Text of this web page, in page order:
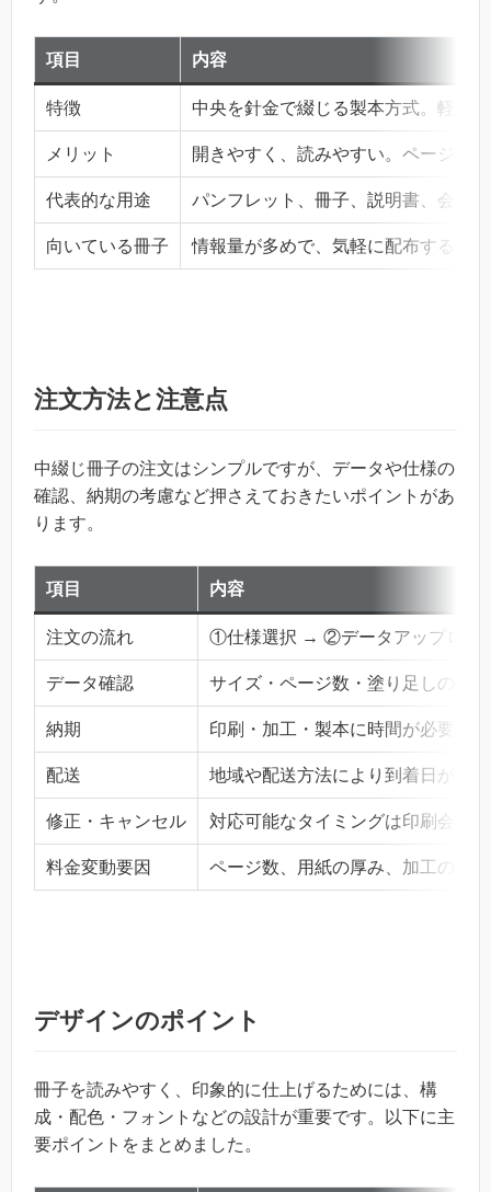
項目 内容
特徴 中央を針金で綴じる製本方式。軽量
メリット 開きやすく、読みやすい。ページ数
代表的な用途 パンフレット、冊子、説明書、会報
向いている冊子 情報量が多めで、気軽に配布する冊
注文方法と注意点
中綴じ冊子の注文はシンプルですが、データや仕様の
確認、納期の考慮など押さえておきたいポイントがあ
ります。
項目 内容
注文の流れ ①仕様選択 → ②データアップロ
データ確認 サイズ・ページ数・塗り足しの確
納期 印刷・加工・製本に時間が必要。
配送 地域や配送方法により到着日が変
修正・キャンセル 対応可能なタイミングは印刷会社
料金変動要因 ページ数、用紙の厚み、加工の有
デザインのポイント
冊子を読みやすく、印象的に仕上げるためには、構
成・配色・フォントなどの設計が重要です。以下に主
要ポイントをまとめました。